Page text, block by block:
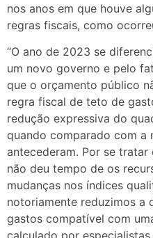
nos anos em que houve
regras fiscais, como
“O ano de 2023 se
um novo governo e pelo
que o orçamento público
regra fiscal de teto de
redução expressiva do
quando comparado com a
antecederam. Por se
não deu tempo de os
mudanças nos índices
notoriamente reduzimos a
gastos compatível com